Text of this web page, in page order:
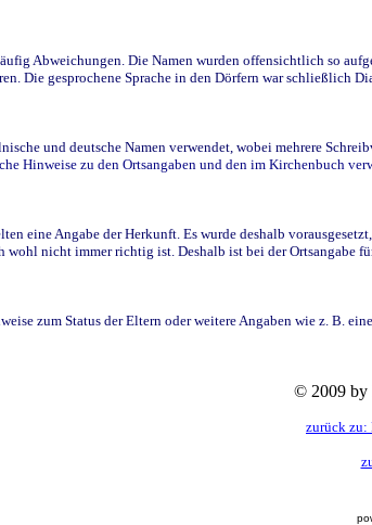
Abweichungen. Die Namen wurden offensichtlich so
Die gesprochene Sprache in den Dörfern war schließlich
und deutsche Namen verwendet, wobei mehrere
Hinweise zu den Ortsangaben und den im Kirchenbuch
eine Angabe der Herkunft. Es wurde deshalb
wohl nicht immer richtig ist. Deshalb ist bei der Ortsangabe
zum Status der Eltern oder weitere Angaben wie z. B.
© 2009 by
zurück zu: